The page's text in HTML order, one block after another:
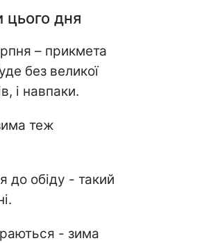
цього дня
– прикмета
без великої
і навпаки.
теж
до обіду - такий
- зима